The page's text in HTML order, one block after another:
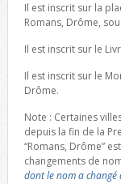
Il est inscrit sur la
Romans, Drôme,
Il est inscrit sur le
Il est inscrit sur le
Drôme.
Note : Certaines
depuis la fin de la
“Romans, Drôme”
changements de
dont le nom a